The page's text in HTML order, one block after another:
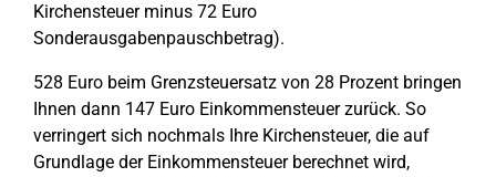
Kirchensteuer minus 72 Euro
Sonderausgabenpauschbetrag).
528 Euro beim Grenzsteuersatz von 28 Prozent bringen
Ihnen dann 147 Euro Einkommensteuer zurück. So
verringert sich nochmals Ihre Kirchensteuer, die auf
Grundlage der Einkommensteuer berechnet wird,